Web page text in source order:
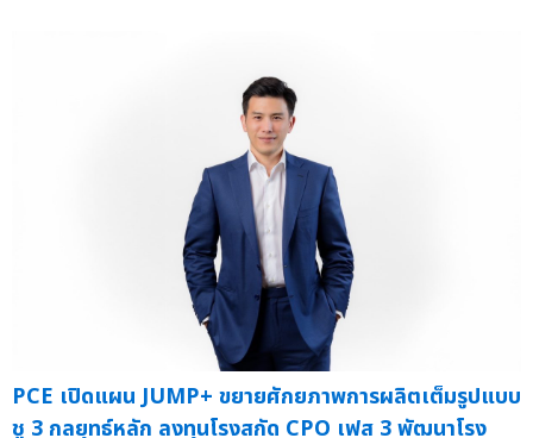
PCE เปิดแผน JUMP+ ขยายศักยภาพการผลิตเต็มรูปแบบ
ชู 3 กลยุทธ์หลัก ลงทุนโรงสกัด CPO เฟส 3 พัฒนาโรง